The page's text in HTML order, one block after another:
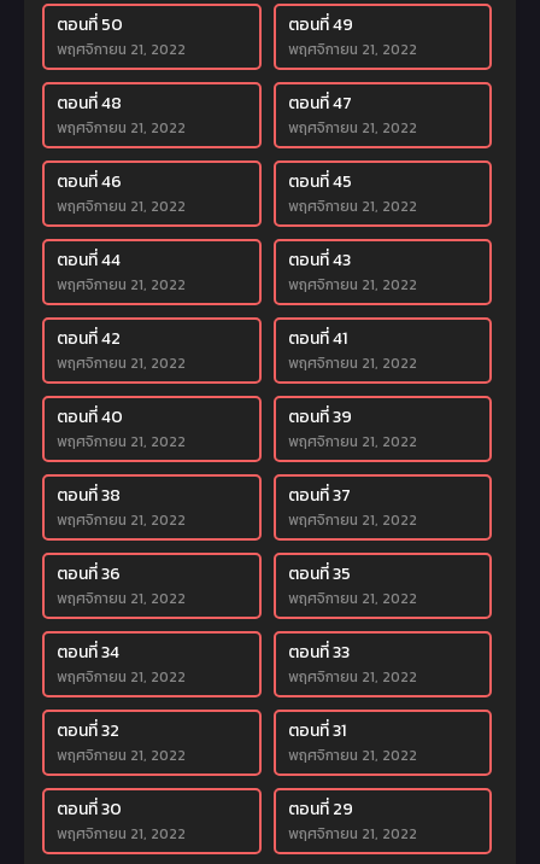
ตอนที่ 50
พฤศจิกายน 21, 2022
ตอนที่ 49
พฤศจิกายน 21, 2022
ตอนที่ 48
พฤศจิกายน 21, 2022
ตอนที่ 47
พฤศจิกายน 21, 2022
ตอนที่ 46
พฤศจิกายน 21, 2022
ตอนที่ 45
พฤศจิกายน 21, 2022
ตอนที่ 44
พฤศจิกายน 21, 2022
ตอนที่ 43
พฤศจิกายน 21, 2022
ตอนที่ 42
พฤศจิกายน 21, 2022
ตอนที่ 41
พฤศจิกายน 21, 2022
ตอนที่ 40
พฤศจิกายน 21, 2022
ตอนที่ 39
พฤศจิกายน 21, 2022
ตอนที่ 38
พฤศจิกายน 21, 2022
ตอนที่ 37
พฤศจิกายน 21, 2022
ตอนที่ 36
พฤศจิกายน 21, 2022
ตอนที่ 35
พฤศจิกายน 21, 2022
ตอนที่ 34
พฤศจิกายน 21, 2022
ตอนที่ 33
พฤศจิกายน 21, 2022
ตอนที่ 32
พฤศจิกายน 21, 2022
ตอนที่ 31
พฤศจิกายน 21, 2022
ตอนที่ 30
พฤศจิกายน 21, 2022
ตอนที่ 29
พฤศจิกายน 21, 2022